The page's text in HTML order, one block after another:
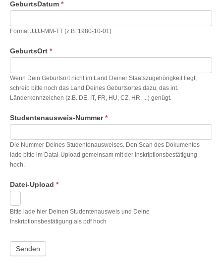
GeburtsDatum *
Format JJJJ-MM-TT (z.B. 1980-10-01)
GeburtsOrt *
Wenn Dein Geburtsort nicht im Land Deiner Staatszugehörigkeit liegt,
schreib bitte noch das Land Deines Geburtsortes dazu, das int.
Länderkennzeichen (z.B. DE, IT, FR, HU, CZ, HR, ...) genügt.
Studentenausweis-Nummer*
Die Nummer Deines Studentenausweises. Den Scan des Dokumentes
lade bitte im Datai-Upload gemeinsam mit der Inskriptionsbestätigung
hoch.
Datei-Upload *
Bitte lade hier Deinen Studentenausweis und Deine
Inskriptionsbestätigung als pdf hoch